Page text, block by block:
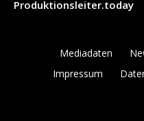
Produktionsleiter.today
Mediadaten
Impressum